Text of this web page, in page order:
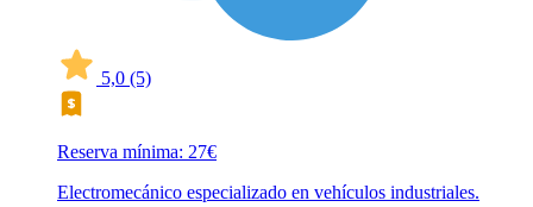
5,0 (5)
Reserva mínima: 27€
Electromecánico especializado en vehículos industriales.